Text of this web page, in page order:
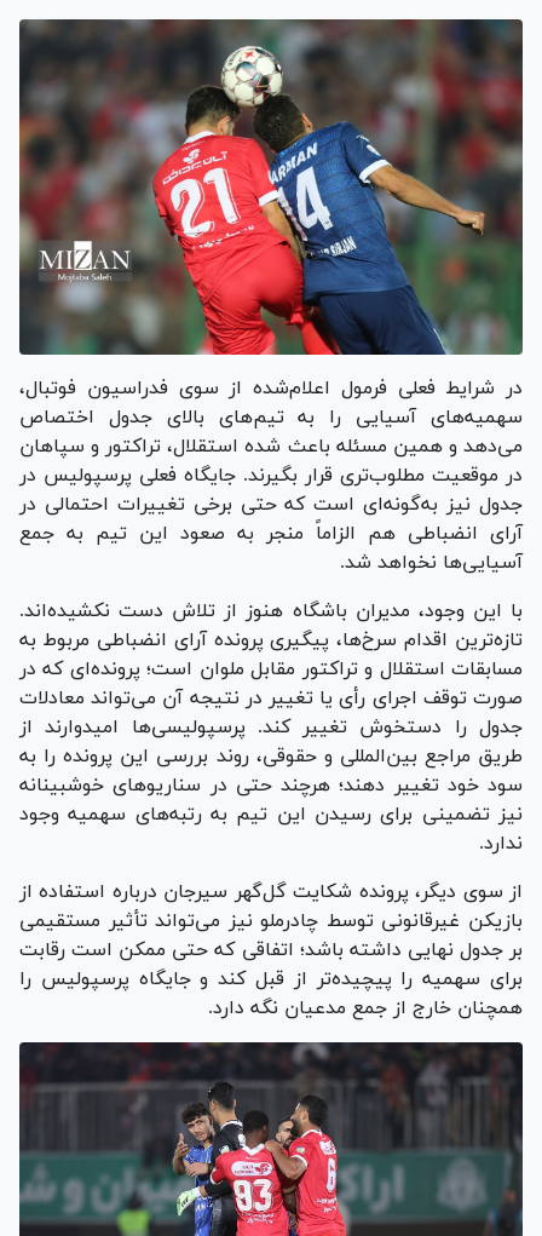
در شرایط فعلی فرمول اعلام‌شده از سوی فدراسیون فوتبال،
سهمیه‌های آسیایی را به تیم‌های بالای جدول اختصاص
می‌دهد و همین مسئله باعث شده استقلال، تراکتور و سپاهان
در موقعیت مطلوب‌تری قرار بگیرند. جایگاه فعلی پرسپولیس در
جدول نیز به‌گونه‌ای است که حتی برخی تغییرات احتمالی در
آرای انضباطی هم الزاماً منجر به صعود این تیم به جمع
آسیایی‌ها نخواهد شد.
با این وجود، مدیران باشگاه هنوز از تلاش دست نکشیده‌اند.
تازه‌ترین اقدام سرخ‌ها، پیگیری پرونده آرای انضباطی مربوط به
مسابقات استقلال و تراکتور مقابل ملوان است؛ پرونده‌ای که در
صورت توقف اجرای رأی یا تغییر در نتیجه آن می‌تواند معادلات
جدول را دستخوش تغییر کند. پرسپولیسی‌ها امیدوارند از
طریق مراجع بین‌المللی و حقوقی، روند بررسی این پرونده را به
سود خود تغییر دهند؛ هرچند حتی در سناریو‌های خوشبینانه
نیز تضمینی برای رسیدن این تیم به رتبه‌های سهمیه وجود
ندارد.
از سوی دیگر، پرونده شکایت گل‌گهر سیرجان درباره استفاده از
بازیکن غیرقانونی توسط چادرملو نیز می‌تواند تأثیر مستقیمی
بر جدول نهایی داشته باشد؛ اتفاقی که حتی ممکن است رقابت
برای سهمیه را پیچیده‌تر از قبل کند و جایگاه پرسپولیس را
همچنان خارج از جمع مدعیان نگه دارد.